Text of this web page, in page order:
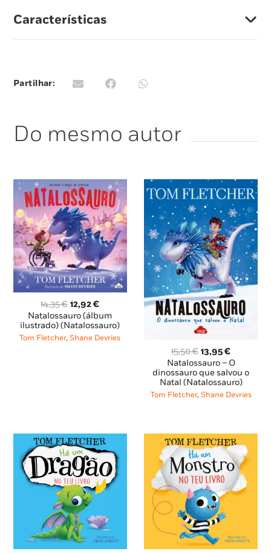
Características
Partilhar:
Do mesmo autor
14,35€ O
preço
original
era:
12,92€O
preço
atual
é:
Natalossauro (álbum
ilustrado) (Natalossauro)
Tom Fletcher,Shane Devries
15,50€ O
preço
original
era:
15,50 €.
13,95€O
preço
atual
é:
13,95 €.
Natalossauro – O
dinossauro que salvou o
Natal (Natalossauro)
Tom Fletcher, Shane Devries